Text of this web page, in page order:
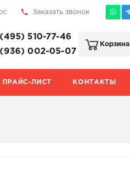
Заказать звонок
510-77-46
002-05-07
Корзина
ПРАЙС-ЛИСТ КОНТАКТЫ